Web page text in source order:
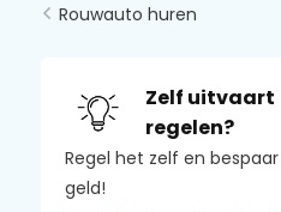
Rouwauto huren
Zelf uitvaart
regelen?
Regel het zelf en
geld!